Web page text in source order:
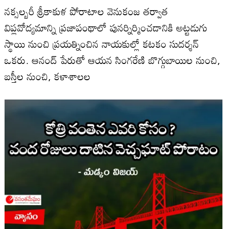
నక్సల్బరీ శ్రీకాకుళ పోరాటాల వెనుకంజ తర్వాత
విప్లవోద్యమాన్ని ప్రజాపంథాలో పునర్నిర్మించడానికి అట్టడుగు
స్థాయి నుంచి ప్రయత్నించిన నాయకుల్లో కటకం సుదర్శన్‌
ఒకరు. ఆనంద్‌ పేరుతో ఆయన సింగరేణి బొగ్గుబాయిల నుంచి,
బస్తీల నుంచి, కళాశాలల